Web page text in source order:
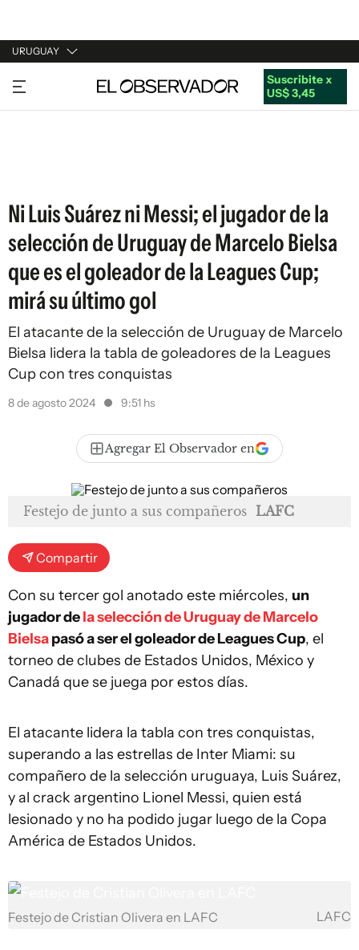
URUGUAY
URUGUAY
ARGENTINA
Suscribite x
US$ 3,45
Ni Luis Suárez ni Messi; el jugador de la
selección de Uruguay de Marcelo Bielsa
que es el goleador de la Leagues Cup;
mirá su último gol
El atacante de la selección de Uruguay de Marcelo
Bielsa lidera la tabla de goleadores de la Leagues
Cup con tres conquistas
8 de agosto 2024 9:51 hs
Agregar El Observador en
Festejo de junto a sus compañeros LAFC
Compartir
Con su tercer gol anotado este miércoles, un
jugador dela selección de Uruguay de Marcelo
Bielsapasó a ser el goleador de Leagues Cup, el
torneo de clubes de Estados Unidos, México y
Canadá que se juega por estos días.
El atacante lidera la tabla con tres conquistas,
superando a las estrellas de Inter Miami: su
compañero de la selección uruguaya, Luis Suárez,
y al crack argentino Lionel Messi, quien está
lesionado y no ha podido jugar luego de la Copa
América de Estados Unidos.
Festejo de Cristian Olivera en LAFC LAFC